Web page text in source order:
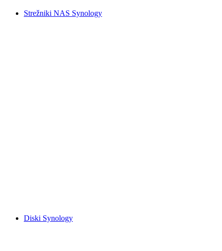
Strežniki NAS Synology
Diski Synology